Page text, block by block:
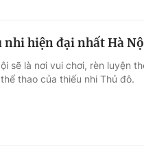
nhi hiện đại nhất Hà
sẽ là nơi vui chơi, rèn luyện
thao của thiếu nhi Thủ đô.